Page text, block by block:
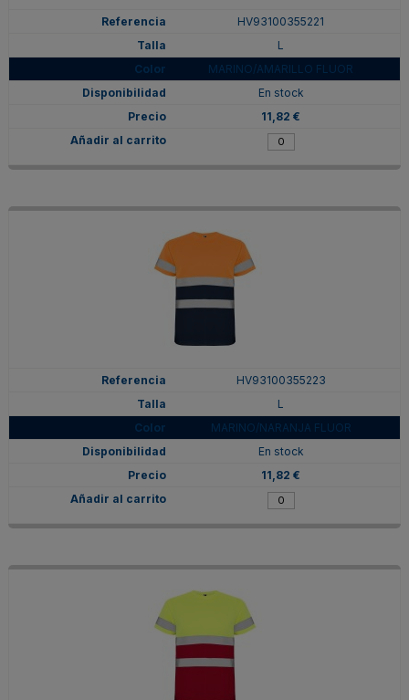
HV93100355221
L
MARINO/AMARILLO FLUOR
En stock
11,82 €
HV93100355223
L
MARINO/NARANJA FLUOR
En stock
11,82 €